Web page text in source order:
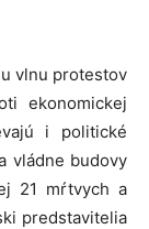
vlnu protestov
ekonomickej
i politické
vládne budovy
21 mŕtvych a
predstavitelia